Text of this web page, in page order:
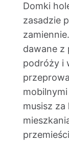
Domki
zasadzie
dawane z
podróży i
musisz